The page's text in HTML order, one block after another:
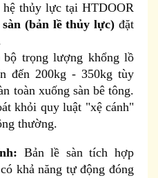
thủy lực tại HTDOOR
(bản lề thủy lực) đặt
bộ trọng lượng khổng lồ
đến 200kg - 350kg tùy
toàn xuống sàn bê tông.
khỏi quy luật "xệ cánh"
thường.
Bản lề sàn tích hợp
khả năng tự động đóng